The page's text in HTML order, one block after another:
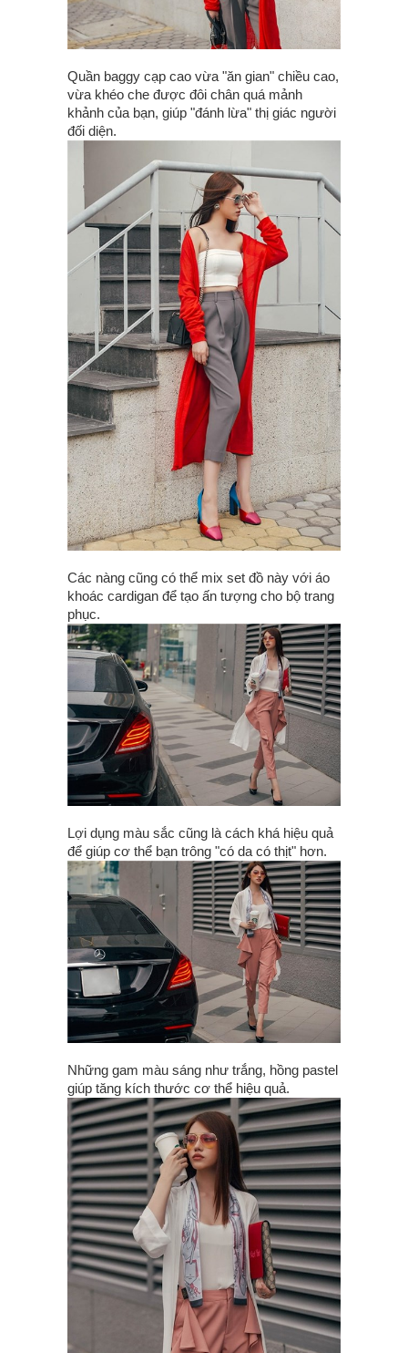
Quần baggy cạp cao vừa "ăn gian" chiều cao,
vừa khéo che được đôi chân quá mảnh
khảnh của bạn, giúp "đánh lừa" thị giác người
đối diện.
Các nàng cũng có thể mix set đồ này với áo
khoác cardigan để tạo ấn tượng cho bộ trang
phục.
Lợi dụng màu sắc cũng là cách khá hiệu quả
để giúp cơ thể bạn trông "có da có thịt" hơn.
Những gam màu sáng như trắng, hồng pastel
giúp tăng kích thước cơ thể hiệu quả.